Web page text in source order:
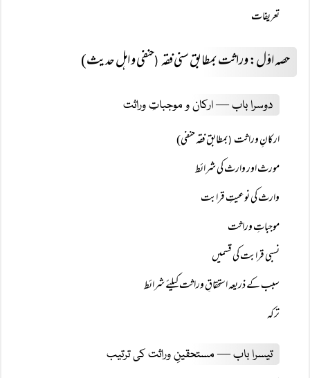
تعریفات
حصہ اوّل: وراثت بمطابق سنی فقہ (حنفی و اہل حدیث)
دوسرا باب — ارکان و موجباتِ وراثت
ارکانِ وراثت (بمطابق فقہ حنفی)
مورث اور وارث کی شرائط
وارث کی نوعیتِ قرابت
موجباتِ وراثت
نسبی قرابت کی قسمیں
سبب کے ذریعہ استحقاقِ وراثت کیلئے شرائط
ترکہ
تیسرا باب — مستحقینِ وراثت کی ترتیب